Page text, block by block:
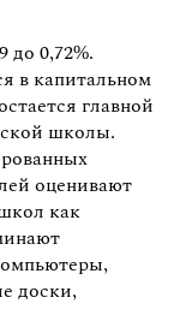
до 0,72%.
в капитальном
главной
школы.
оценивают
как
доски,